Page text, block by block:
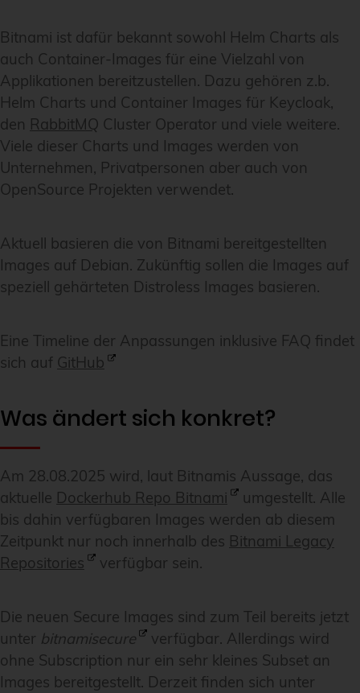
Bitnami ist dafür bekannt sowohl Helm Charts als
auch Container-Images für eine Vielzahl von
Applikationen bereitzustellen. Dazu gehören z.b.
Helm Charts und Container Images für Keycloak,
den RabbitMQ Cluster Operator und viele weitere.
Viele dieser Charts und Images werden von
Unternehmen, Privatpersonen aber auch von
OpenSource Projekten verwendet.
Aktuell basieren die von Bitnami bereitgestellten
Images auf Debian. Zukünftig sollen die Images auf
speziell gehärteten Distroless Images basieren.
Eine Timeline der Anpassungen inklusive FAQ findet
sich auf GitHub
Was ändert sich konkret?
Am 28.08.2025 wird, laut Bitnamis Aussage, das
aktuelle Dockerhub Repo Bitnami
umgestellt. Alle
bis dahin verfügbaren Images werden ab diesem
Zeitpunkt nur noch innerhalb des Bitnami Legacy
Repositories
verfügbar sein.
Die neuen Secure Images sind zum Teil bereits jetzt
unter bitnamisecure
verfügbar. Allerdings wird
ohne Subscription nur ein sehr kleines Subset an
Images bereitgestellt. Derzeit finden sich unter